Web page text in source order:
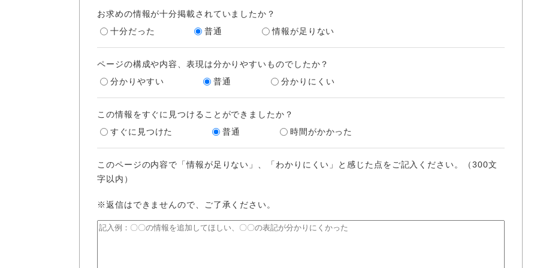
お求めの情報が十分掲載されていましたか？
十分だった
普通 情報が足りない
ページの構成や内容、表現は分かりやすいものでしたか？
分かりやすい
普通 分かりにくい
この情報をすぐに見つけることができましたか？
すぐに見つけた
普通 時間がかかった
このページの内容で「情報が足りない」、「わかりにくい」と感じた点をご記入ください。（300文
字以内）
※返信はできませんので、ご了承ください。